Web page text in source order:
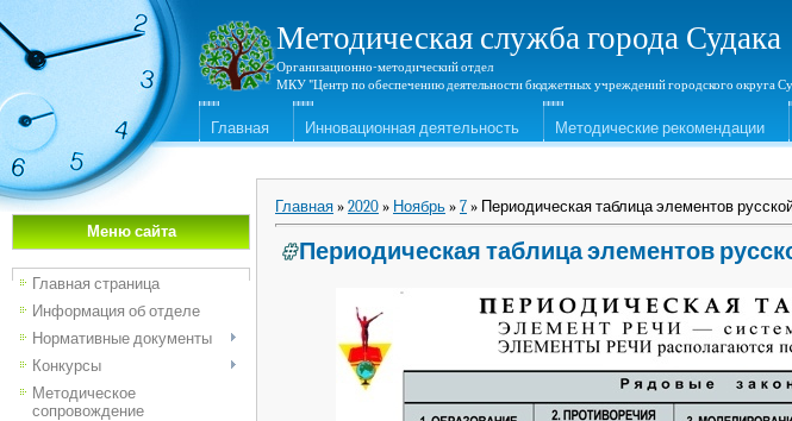
Методическая служба города Судака
Организационно-методический отдел
МКУ "Центр по обеспечению деятельности бюджетных учреждений городского округа
Главная Инновационная деятельность Методические рекомендации
Меню сайта
Главная страница
Информация об отделе
Нормативные документы
Конкурсы
Методическое
сопровождение
Главная » 2020 » Ноябрь » 7 » Периодическая таблица элементов
Периодическая таблица элементов